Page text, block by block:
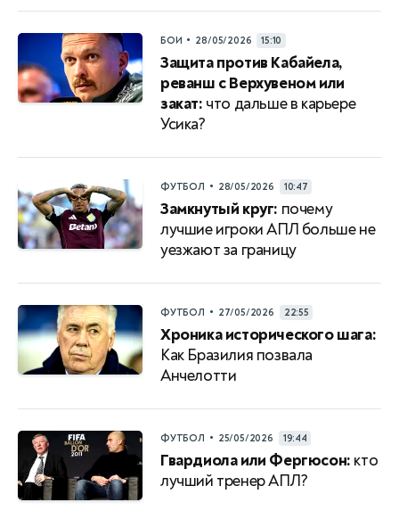
БОИ • 28/05/2026 15:10
Защита против Кабайела,
реванш с Верхувеном или
закат: что дальше в карьере
Усика?
ФУТБОЛ • 28/05/2026 10:47
Замкнутый круг: почему
лучшие игроки АПЛ больше не
уезжают за границу
ФУТБОЛ • 27/05/2026 22:55
Хроника исторического шага:
Как Бразилия позвала
Анчелотти
ФУТБОЛ • 25/05/2026 19:44
Гвардиола или Фергюсон: кто
лучший тренер АПЛ?